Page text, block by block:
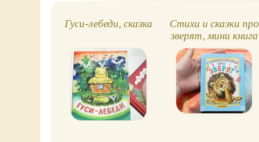
Гуси-лебеди, сказка
Стихи и сказки про
зверят, мини книга
в твёрдой обложке